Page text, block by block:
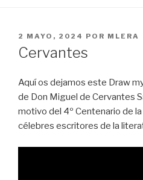
PUBLICADO
EN
2 MAYO, 2024 POR MLERA
Cervantes
Aquí os dejamos este Draw
de Don Miguel de Cervantes
motivo del 4º Centenario de
célebres escritores de la